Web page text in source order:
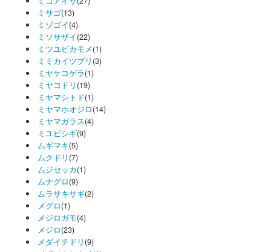
ミサゴ(13)
ミゾゴイ(4)
ミソサザイ(22)
ミツユビカモメ(1)
ミミカイツブリ (3)
ミヤケコゲラ(1)
ミヤコドリ (19)
ミヤマシトド(1)
ミヤマホオジロ(14)
ミヤマガラス(4)
ミユビシギ(9)
ムギマキ(5)
ムクドリ (7)
ムジセッカ(1)
ムナグロ(9)
ムラサキサギ(2)
メグロ(1)
メジロガモ(4)
メジロ(23)
メダイチドリ (9)